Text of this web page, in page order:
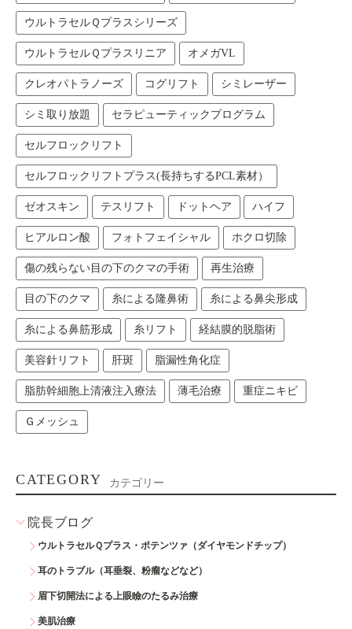
ウルトラセルＱプラスシリーズ
ウルトラセルＱプラスリニア オメガVL
クレオパトラノーズ コグリフト シミレーザー
シミ取り放題 セラピューティックプログラム
セルフロックリフト
セルフロックリフトプラス(長持ちするPCL素材）
ゼオスキン テスリフト ドットヘア ハイフ
ヒアルロン酸 フォトフェイシャル ホクロ切除
傷の残らない目の下のクマの手術 再生治療
目の下のクマ 糸による隆鼻術 糸による鼻尖形成
糸による鼻筋形成 糸リフト 経結膜的脱脂術
美容針リフト 肝斑 脂漏性角化症
脂肪幹細胞上清液注入療法 薄毛治療 重症ニキビ
Ｇメッシュ
CATEGORY カテゴリー
院長ブログ
ウルトラセルＱプラス・ポテンツァ（ダイヤモンドチップ）
耳のトラブル（耳垂裂、粉瘤などなど）
眉下切開法による上眼瞼のたるみ治療
美肌治療